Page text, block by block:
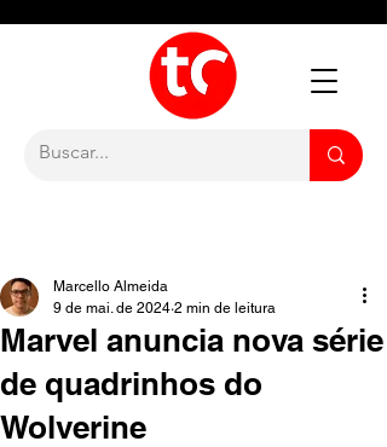
Marvel anuncia nova série
de quadrinhos do
Wolverine
Marcello Almeida
9 de mai. de 2024 2 min de leitura